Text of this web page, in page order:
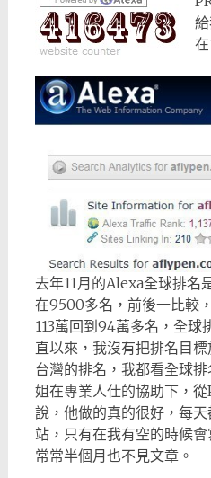
去年11月的Alexa全球排名
在9500多名，前後一比較
113萬回到94萬多名，全
直以來，我沒有把排名目
台灣的排名，我都看全球
姐在專業人仕的協助下，
說，他做的真的很好，每
站，只有在我有空的時候
常常半個月也不見文章。